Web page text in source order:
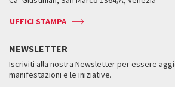
Press
Accrediti
Come raggiungerci
Biglietti
Accrediti
Come raggiungerci
Contatti
Press
Press
Leone d’argento
Edizioni passate
Orari e sedi
Biglietti
Servizi al pubblico
ASAC DATI
Storia
Orari e sedi
UFFICI STAMPA
NEWSLETTER
Iscriviti alla nostra Newsletter per essere
manifestazioni e le iniziative.